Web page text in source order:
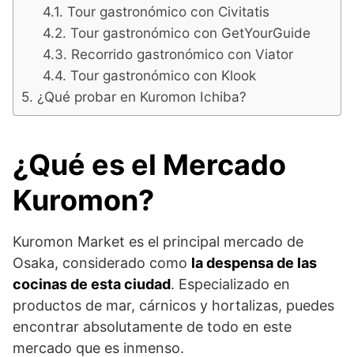
Tour gastronómico con Civitatis
Tour gastronómico con GetYourGuide
Recorrido gastronómico con Viator
Tour gastronómico con Klook
¿Qué probar en Kuromon Ichiba?
¿Qué es el Mercado
Kuromon?
Kuromon Market es el principal mercado de
Osaka, considerado como la despensa de las
cocinas de esta ciudad. Especializado en
productos de mar, cárnicos y hortalizas, puedes
encontrar absolutamente de todo en este
mercado que es inmenso.